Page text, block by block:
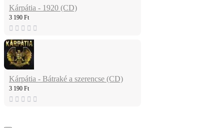
Kárpátia - 1920 (CD)
3 190 Ft
Kárpátia - Bátraké a szerencse (CD)
3 190 Ft